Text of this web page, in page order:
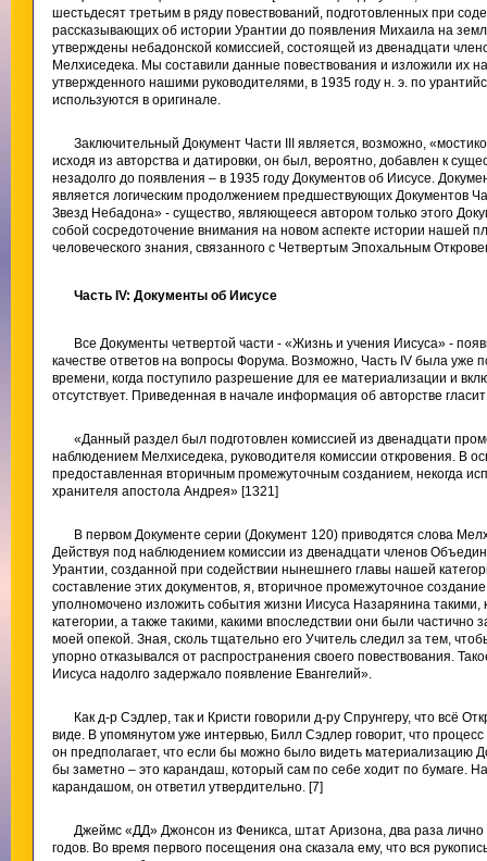
шестьдесят третьим в ряду повествований, подготовленных при
рассказывающих об истории Урантии до появления Михаила на
утверждены небадонской комиссией, состоящей из двенадцати
Мелхиседека. Мы составили данные повествования и изложили их
утвержденного нашими руководителями, в 1935 году н. э. по
используются в оригинале.
Заключительный Документ Части III является, возможно,
исходя из авторства и датировки, он был, вероятно, добавлен к
незадолго до появления – в 1935 году Документов об Иисусе.
является логическим продолжением предшествующих Документов
Звезд Небадона» - существо, являющееся автором только этого
собой сосредоточение внимания на новом аспекте истории нашей
человеческого знания, связанного с Четвертым Эпохальным
Часть IV: Документы об Иисусе
Все Документы четвертой части - «Жизнь и учения Иисуса» -
качестве ответов на вопросы Форума. Возможно, Часть IV была уже
времени, когда поступило разрешение для ее материализации и
отсутствует. Приведенная в начале информация об авторстве
«Данный раздел был подготовлен комиссией из двенадцати
наблюдением Мелхиседека, руководителя комиссии откровения. В
предоставленная вторичным промежуточным созданием, некогда
хранителя апостола Андрея» [1321]
В первом Документе серии (Документ 120) приводятся слова
Действуя под наблюдением комиссии из двенадцати членов
Урантии, созданной при содействии нынешнего главы нашей
составление этих документов, я, вторичное промежуточное
уполномочено изложить события жизни Иисуса Назарянина такими,
категории, а также такими, какими впоследствии они были
моей опекой. Зная, сколь тщательно его Учитель следил за тем,
упорно отказывался от распространения своего повествования.
Иисуса надолго задержало появление Евангелий».
Как д-р Сэдлер, так и Кристи говорили д-ру Спрунгеру, что всё
виде. В упомянутом уже интервью, Билл Сэдлер говорит, что
он предполагает, что если бы можно было видеть материализацию
бы заметно – это карандаш, который сам по себе ходит по бумаге.
карандашом, он ответил утвердительно. [7]
Джеймс «ДД» Джонсон из Феникса, штат Аризона, два раза лично
годов. Во время первого посещения она сказала ему, что вся